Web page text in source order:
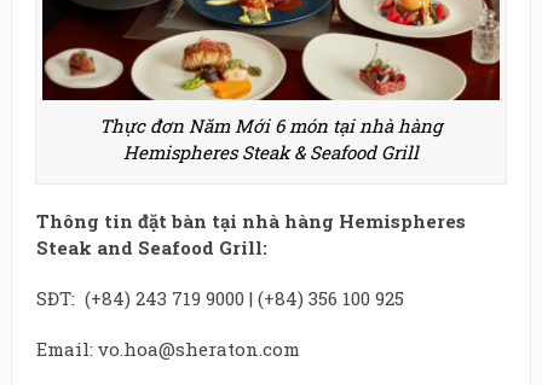
Thực đơn Năm Mới 6 món tại nhà hàng
Hemispheres Steak & Seafood Grill
Thông tin đặt bàn tại nhà hàng Hemispheres
Steak and Seafood Grill:
SĐT: (+84) 243 719 9000 | (+84) 356 100 925
Email: vo.hoa@sheraton.com